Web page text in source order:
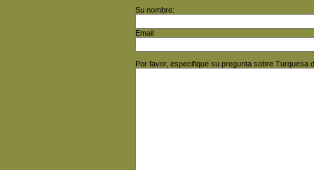
Su nombre:
Email
Por favor, especifique su pregunta sobre Turquesa